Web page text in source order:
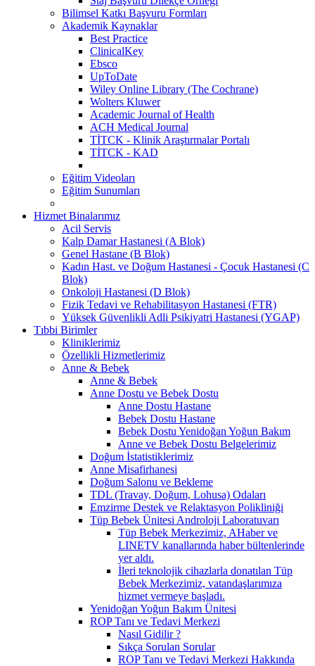
Bilimsel Katkı Başvuru Formları
Akademik Kaynaklar
Best Practice
ClinicalKey
Ebsco
UpToDate
Wiley Online Library (The Cochrane)
Wolters Kluwer
Academic Journal of Health
ACH Medical Journal
TİTCK - Klinik Araştırmalar Portalı
TİTCK - KAD
Eğitim Videoları
Eğitim Sunumları
Hizmet Binalarımız
Acil Servis
Kalp Damar Hastanesi (A Blok)
Genel Hastane (B Blok)
Kadın Hast. ve Doğum Hastanesi - Çocuk Hastanesi (C
Blok)
Onkoloji Hastanesi (D Blok)
Fizik Tedavi ve Rehabilitasyon Hastanesi (FTR)
Yüksek Güvenlikli Adli Psikiyatri Hastanesi (YGAP)
Tıbbi Birimler
Kliniklerimiz
Özellikli Hizmetlerimiz
Anne & Bebek
Anne & Bebek
Anne Dostu ve Bebek Dostu
Anne Dostu Hastane
Bebek Dostu Hastane
Bebek Dostu Yenidoğan Yoğun Bakım
Anne ve Bebek Dostu Belgelerimiz
Doğum İstatistiklerimiz
Anne Misafirhanesi
Doğum Salonu ve Bekleme
TDL (Travay, Doğum, Lohusa) Odaları
Emzirme Destek ve Relaktasyon Polikliniği
Tüp Bebek Ünitesi Androloji Laboratuvarı
Tüp Bebek Merkezimiz, AHaber ve
LINETV kanallarında haber bültenlerinde
yer aldı.
İleri teknolojik cihazlarla donatılan Tüp
Bebek Merkezimiz, vatandaşlarımıza
hizmet vermeye başladı.
Yenidoğan Yoğun Bakım Ünitesi
ROP Tanı ve Tedavi Merkezi
Nasıl Gidilir ?
Sıkça Sorulan Sorular
ROP Tanı ve Tedavi Merkezi Hakkında